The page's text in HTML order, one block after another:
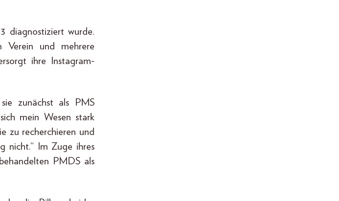
diagnostiziert wurde.
Verein und mehrere
ihre Instagram-
zunächst als PMS
mein Wesen stark
zu recherchieren und
nicht.“ Im Zuge ihres
PMDS als